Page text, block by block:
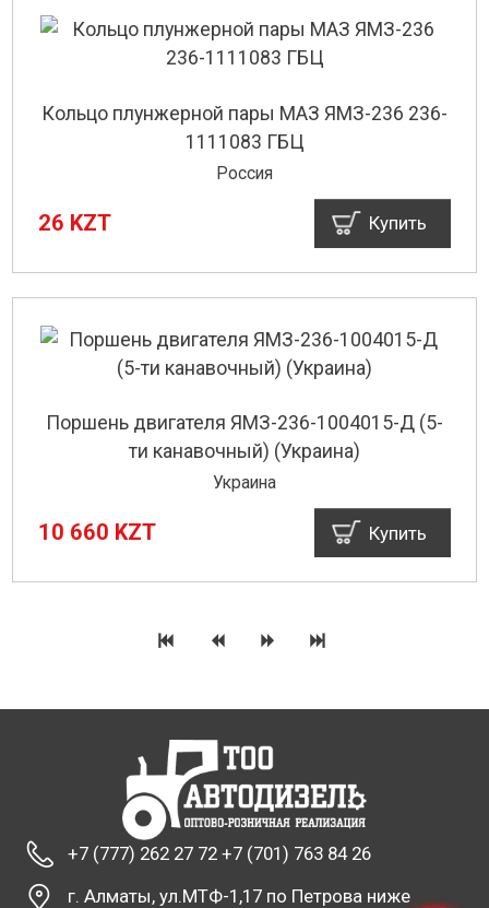
Кольцо плунжерной пары МАЗ ЯМЗ-236 236-
1111083 ГБЦ
Россия
26 KZT Купить
Поршень двигателя ЯМЗ-236-1004015-Д (5-
ти канавочный) (Украина)
Украина
10 660 KZT Купить
+7 (777) 262 27 72 +7 (701) 763 84 26
г. Алматы, ул.МТФ-1,17 по Петрова ниже